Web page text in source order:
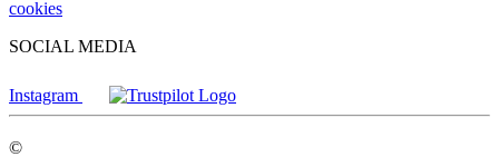
cookies
SOCIAL MEDIA
Instagram
©